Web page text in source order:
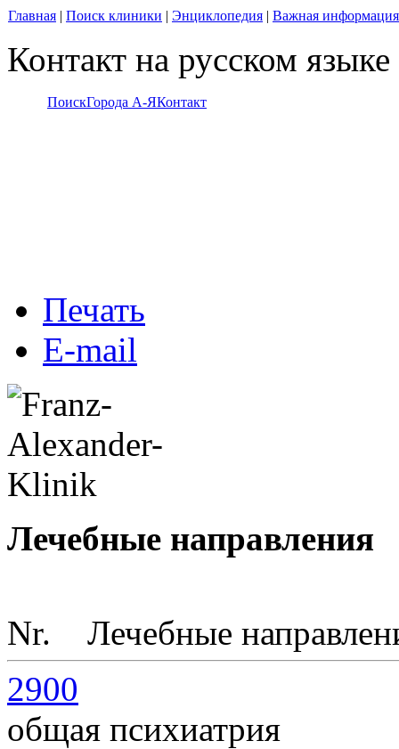
Главная | Поиск клиники | Энциклопедия | Важная информация
Контакт на русском
ПоискГорода А-ЯКонтакт
Печать
E-mail
Лечебные направления
Nr.
Лечебные
2900
общая психиатрия